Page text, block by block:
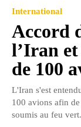
International
Accord
l’Iran
de 100
L'Iran s'est
100 avions afin
soumis au feu